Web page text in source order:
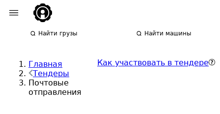
Найти грузы Найти машины
Главная
Тендеры
Почтовые
отправления
Как участвовать в тендере